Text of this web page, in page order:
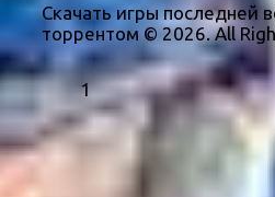
Скачать игры последней
торрентом © 2026. All
1